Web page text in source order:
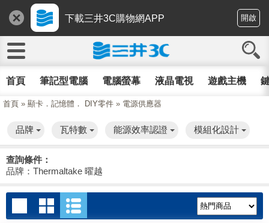
下載三井3C購物網APP 開啟
首頁 筆記型電腦 電腦螢幕 液晶電視 遊戲主機
首頁 » 顯卡．記憶體． DIY零件 » 電源供應器
品牌 瓦特數 能源效率認證 模組化設計
查詢條件：
品牌：Thermaltake 曜越